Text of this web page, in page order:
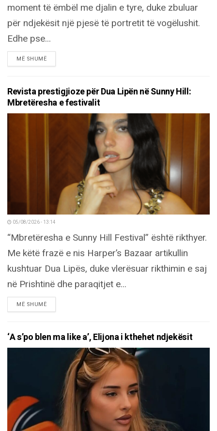
moment të ëmbël me djalin e tyre, duke zbuluar
për ndjekësit një pjesë të portretit të vogëlushit.
Edhe pse...
MË SHUMËDETAILS
Revista prestigjioze për Dua Lipën në Sunny Hill:
Mbretëresha e festivalit
05/08/2026 - 13:14
“Mbretëresha e Sunny Hill Festival” është rikthyer.
Me këtë frazë e nis Harper’s Bazaar artikullin
kushtuar Dua Lipës, duke vlerësuar rikthimin e saj
në Prishtinë dhe paraqitjet e...
MË SHUMËDETAILS
‘A s’po blen ma like a’, Elijona i kthehet ndjekësit